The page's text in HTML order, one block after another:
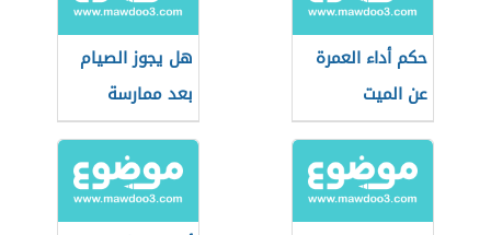
حكم أداء العمرة
عن الميت
هل يجوز الصيام
بعد ممارسة
العادة في الليل؟